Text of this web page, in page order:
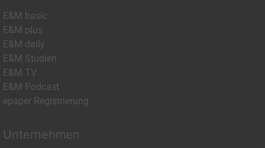
E&M basic
E&M plus
E&M daily
E&M Studien
E&M TV
E&M Podcast
epaper Registrierung
Unternehmen